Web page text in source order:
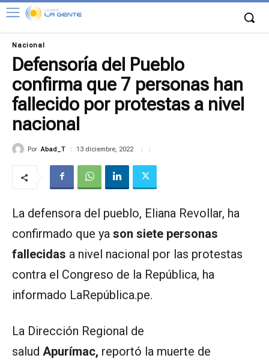
Nacional
Defensoría del Pueblo
confirma que 7 personas han
fallecido por protestas a nivel
nacional
Por Abad_T 13 diciembre, 2022
La defensora del pueblo, Eliana Revollar, ha
confirmado que ya son siete personas
fallecidas a nivel nacional por las protestas
contra el Congreso de la República, ha
informado LaRepública.pe.
La Dirección Regional de
salud Apurímac, reportó la muerte de